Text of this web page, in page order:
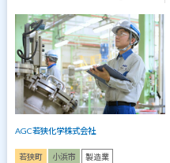
AGC若狭化学株式会社
若狭町 小浜市 製造業